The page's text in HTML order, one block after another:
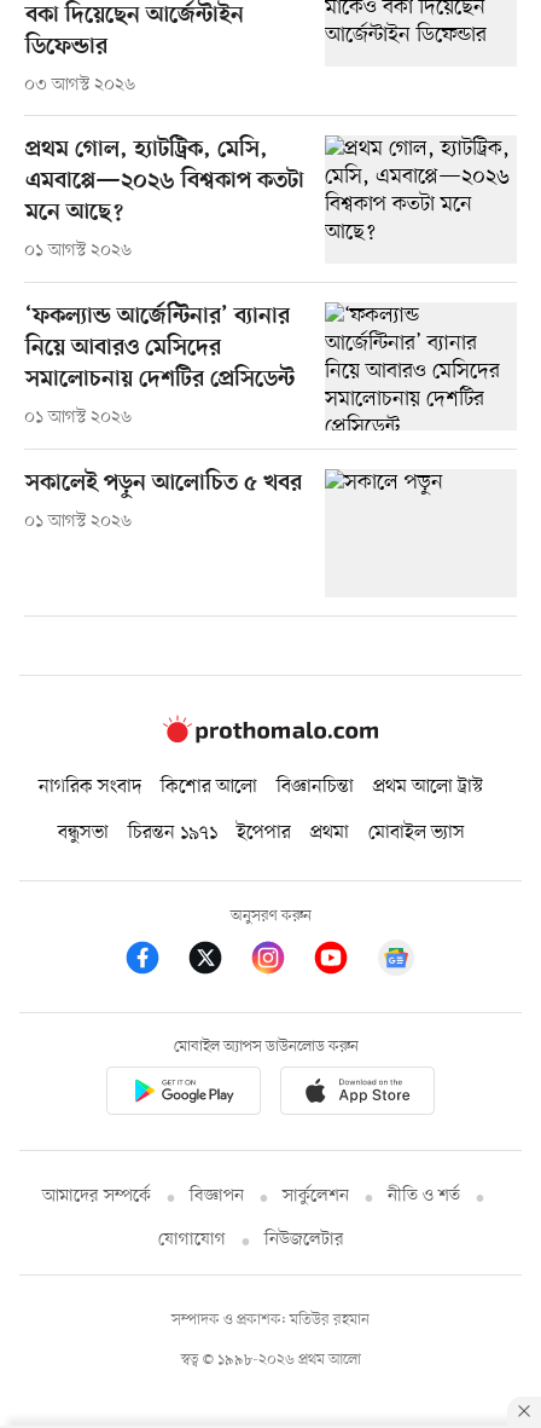
বকা দিয়েছেন আর্জেন্টাইন
ডিফেন্ডার
০৩ আগস্ট ২০২৬
প্রথম গোল, হ্যাটট্রিক, মেসি,
এমবাপ্পে—২০২৬ বিশ্বকাপ কতটা
মনে আছে?
০১ আগস্ট ২০২৬
‘ফকল্যান্ড আর্জেন্টিনার’ ব্যানার
নিয়ে আবারও মেসিদের
সমালোচনায় দেশটির প্রেসিডেন্ট
০১ আগস্ট ২০২৬
সকালেই পড়ুন আলোচিত ৫ খবর
০১ আগস্ট ২০২৬
নাগরিক সংবাদ কিশোর আলো বিজ্ঞানচিন্তা
প্রথম আলো ট্রাস্ট
বন্ধুসভা
চিরন্তন ১৯৭১ ইপেপার প্রথমা মোবাইল ভ্যাস
অনুসরণ করুন
মোবাইল অ্যাপস ডাউনলোড করুন
আমাদের সম্পর্কে বিজ্ঞাপন সার্কুলেশন
নীতি ও শর্ত
যোগাযোগ
নিউজলেটার
স্বত্ব © ১৯৯৮-২০২৬ প্রথম আলো
সম্পাদক ও প্রকাশক: মতিউর রহমান